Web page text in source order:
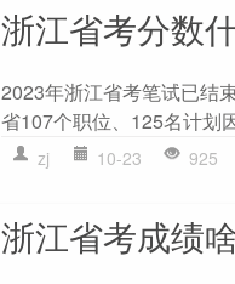
浙江省考分数
2023年浙江省考笔试已结
省107个职位、125名计划
zj 10-23 925
浙江省考成绩